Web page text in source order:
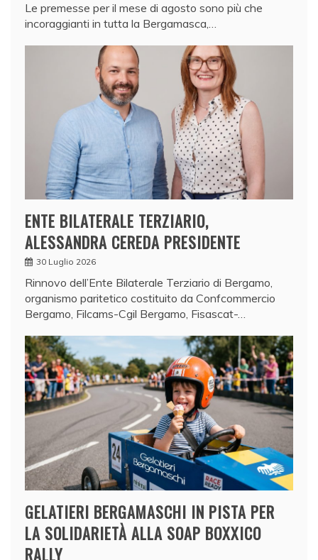
Le premesse per il mese di agosto sono più che
incoraggianti in tutta la Bergamasca,…
ENTE BILATERALE TERZIARIO,
ALESSANDRA CEREDA PRESIDENTE
30 Luglio 2026
Rinnovo dell’Ente Bilaterale Terziario di Bergamo,
organismo paritetico costituito da Confcommercio
Bergamo, Filcams-Cgil Bergamo, Fisascat-…
GELATIERI BERGAMASCHI IN PISTA PER
LA SOLIDARIETÀ ALLA SOAP BOXXICO
RALLY